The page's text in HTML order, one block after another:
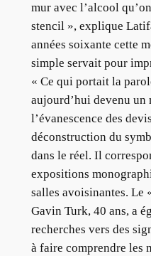
mur avec l’alcool
stencil », explique
années soixante cette
simple servait pour
« Ce qui portait la
aujourd’hui devenu un
l’évanescence des
déconstruction du
dans le réel. Il
expositions
salles avoisinantes. Le
Gavin Turk, 40 ans, a
recherches vers des
à faire comprendre les